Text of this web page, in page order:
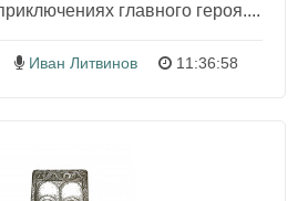
главного героя....
Иван Литвинов 11:36:58